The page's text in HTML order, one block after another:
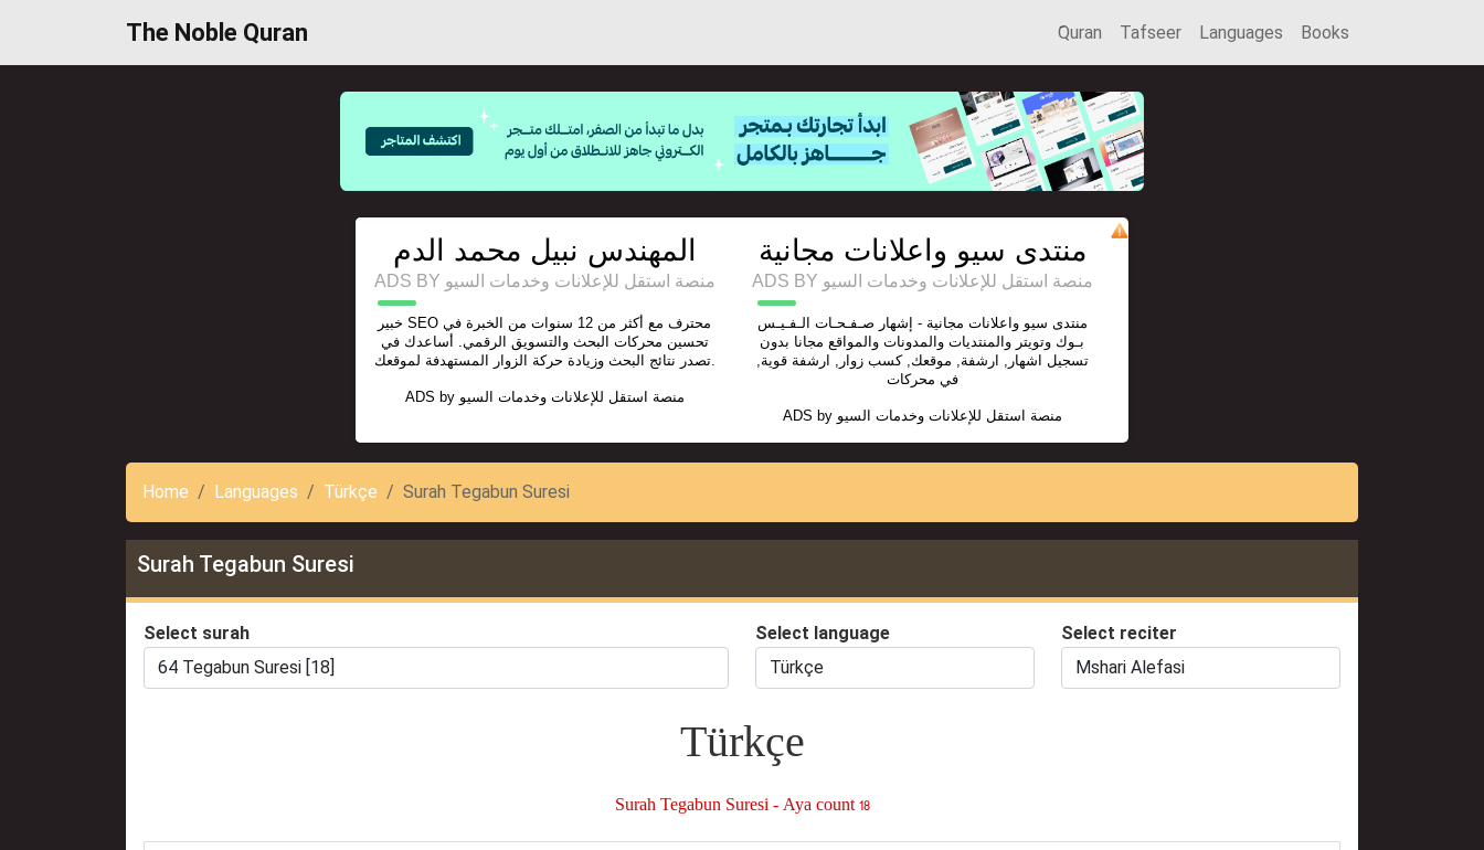
The Noble Quran َQuran Tafseer Languages Books
المهندس نبيل محمد الدم
ADS BY منصة استقل للإعلانات وخدمات السيو
خبير SEO محترف مع أكثر من 12 سنوات من الخبرة في
تحسين محركات البحث والتسويق الرقمي. أساعدك في
تصدر نتائج البحث وزيادة حركة الزوار المستهدفة لموقعك.
ADS by منصة استقل للإعلانات وخدمات السيو
منتدى سيو واعلانات مجانية
ADS BY منصة استقل للإعلانات وخدمات السيو
منتدى سيو واعلانات مجانية - إشهار صـفـحـات الـفـيـس
بـوك وتويتر والمنتديات والمدونات والمواقع مجانا بدون
تسجيل اشهار, ارشفة, موقعك, كسب زوار, ارشفة قوية,
في محركات
ADS by منصة استقل للإعلانات وخدمات السيو
Home Languages Türkçe Surah Tegabun Suresi
Surah Tegabun Suresi
Select surah Select language Select reciter
Türkçe
Surah Tegabun Suresi - Aya count 18